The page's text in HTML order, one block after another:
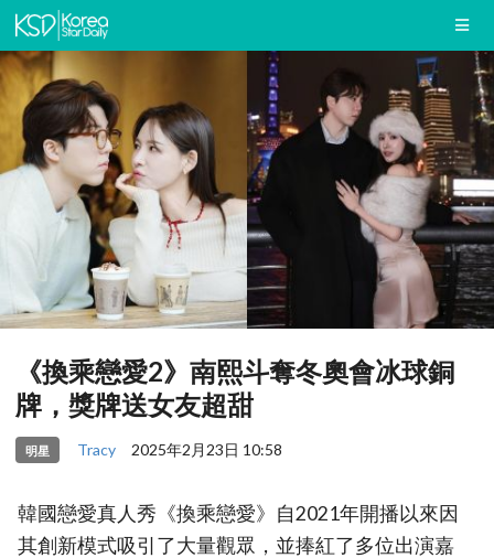
《換乘戀愛2》南熙斗奪冬奧會冰球銅
牌，獎牌送女友超甜
明星 Tracy 2025年2月23日 10:58
韓國戀愛真人秀《換乘戀愛》自2021年開播以來因
其創新模式吸引了大量觀眾，並捧紅了多位出演嘉